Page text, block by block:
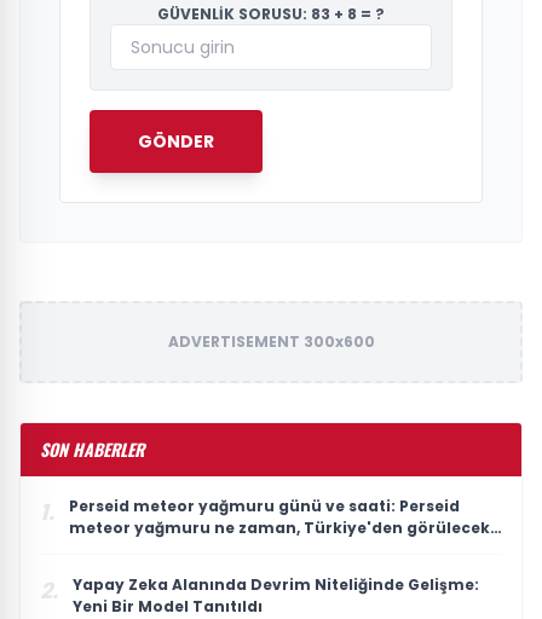
GÜVENLİK SORUSU: 83 + 8 = ?
GÖNDER
ADVERTISEMENT 300x600
SON HABERLER
1.
Perseid meteor yağmuru günü ve saati: Perseid
meteor yağmuru ne zaman, Türkiye'den görülecek
2.
Yapay Zeka Alanında Devrim Niteliğinde Gelişme:
Yeni Bir Model Tanıtıldı